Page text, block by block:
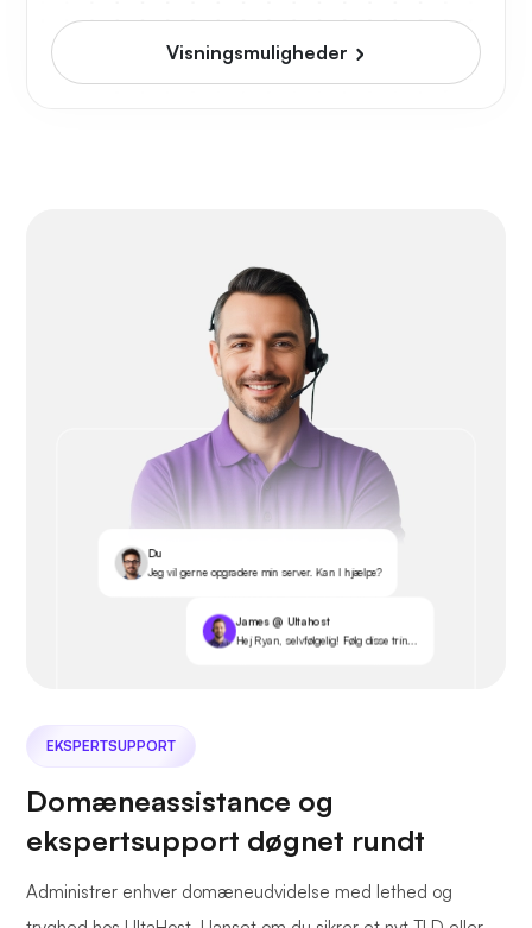
Visningsmuligheder
Du
Jeg vil gerne opgradere min server. Kan I hjælpe?
James @ Ultahost
Hej Ryan, selvfølgelig! Følg disse trin...
EKSPERTSUPPORT
Domæneassistance og
ekspertsupport døgnet rundt
Administrer enhver domæneudvidelse med lethed og